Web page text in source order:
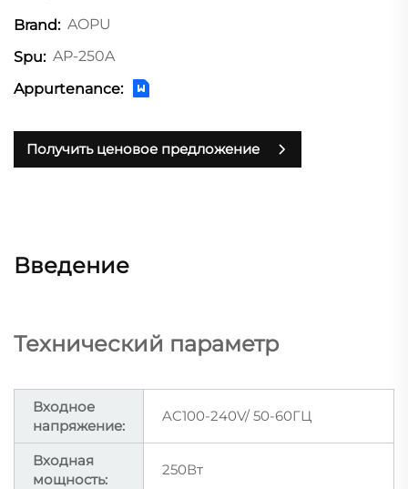
Brand: AOPU
Spu: AP-250A
Appurtenance:
Получить ценовое предложение
Введение
Технический параметр
Входное
напряжение:
AC100-240V/ 50-60ГЦ
Входная
мощность:
250Вт